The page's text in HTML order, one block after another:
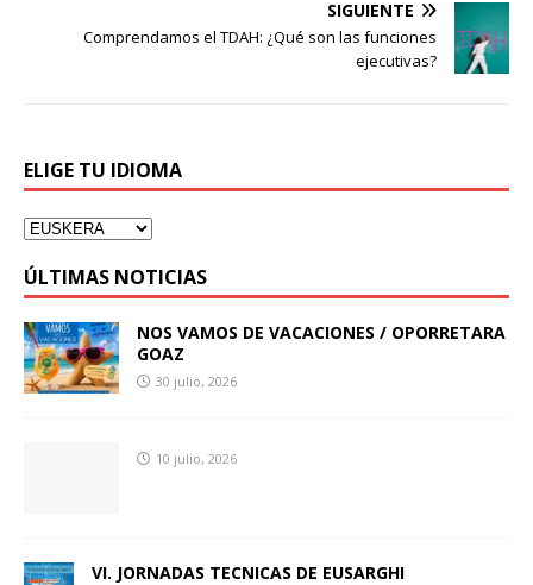
SIGUIENTE
Comprendamos el TDAH: ¿Qué son las funciones
ejecutivas?
ELIGE TU IDIOMA
ÚLTIMAS NOTICIAS
NOS VAMOS DE VACACIONES / OPORRETARA
GOAZ
30 julio, 2026
10 julio, 2026
VI. JORNADAS TECNICAS DE EUSARGHI